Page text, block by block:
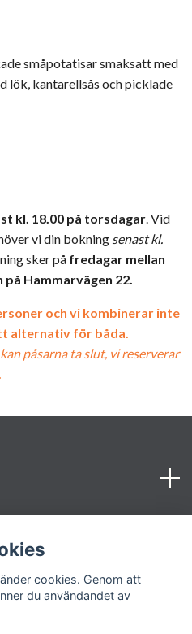
småpotatisar smaksatt med
lök, kantarellsås och picklade
kl. 18.00 på torsdagar. Vid
vi din bokning senast kl.
sker på fredagar mellan
på Hammarvägen 22.
och vi kombinerar inte
alternativ för båda.
påsarna ta slut, vi reserverar
cookies. Genom att
du användandet av